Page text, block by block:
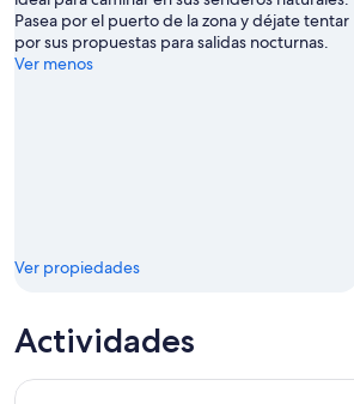
Pasea por el puerto de la zona y déjate tentar
por sus propuestas para salidas nocturnas.
Ver menos
Ver propiedades
Actividades
Lo mejor de Bar Harbor Recorrido